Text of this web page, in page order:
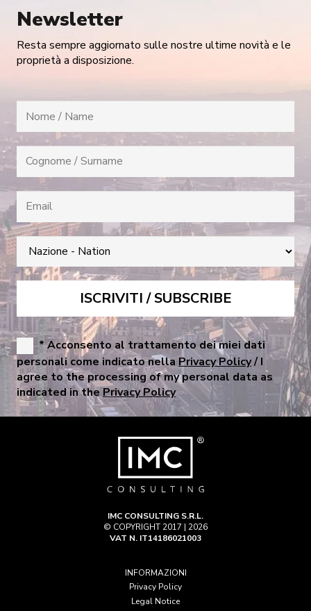
Newsletter
Resta sempre aggiornato sulle nostre ultime novità e le
proprietà a disposizione.
* Acconsento al trattamento dei miei dati
personali come indicato nellaPrivacy Policy/ I
agree to the processing of my personal data as
indicated in thePrivacy Policy
IMC CONSULTING S.R.L.
© COPYRIGHT 2017 | 2026
VAT N. IT14186021003
INFORMAZIONI
Privacy Policy
Legal Notice